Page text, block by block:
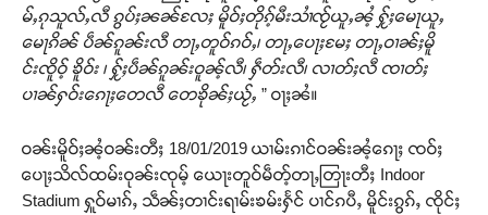
မ်ႇၵုသူလ်ႇလီ ၵွပ်ႈၼၼ်လႄႈ မိူဝ်ႈတိုၵ့်မီးသၢႆၸႂ်ယူႇၼႆ့ ႁႂ်ႈမေႃယူႇ
မေႃၵိၼ် ပဵၼ်ၵူၼ်းလီ တႃႇတူဝ်ၵဝ်ႇ၊ တႃႇပေႃႈမႄႈ တႃႇဝၢၼ်ႈမိူ
င်းၸိူဝ့် ၶိူဝ်း ၊ ႁႂ်ႈပဵၼ်ၵူၼ်းဝူၼ့်လီ၊ ႁဵတ်းလီ၊ လၢတ်ႈလီ ၸၢတ်ႈ
ပၢၼ်ႁဝ်းၵေႃႈတေလီ တေၶိုၼ်ႈယႂ်ႇ ” ဝႃႈၼႆ။
ဝၼ်းမိူဝ်ႈၼႆ့ဝၼ်းတီႈ 18/01/2019 ယၢမ်းၵၢင်ဝၼ်းၼႆ့ၵေႃႈ ၸဝ်ႈ
ပေႃႈသိလ်ထမ်းဝုၼ်းၸုမ့် ယေႃးတူဝ်မဵတ့်တႃႇတြႃးတီႈ Indoor
Stadium ႁူဝ်မၢၵ်ႇ သဵၼ်ႈတၢင်းရၢမ်းၶမ်းႁႅင် ပၢင်ၵပီႇ မိူင်းၵွၵ်ႇ ၸိုင်ႈ